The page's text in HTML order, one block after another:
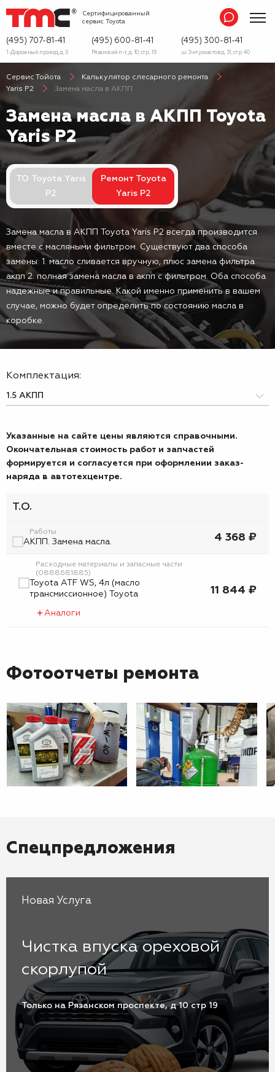
Сертифицированный
сервис Toyota
(495) 707-81-41
1-Дорожный проезд, д. 5
(495) 600-81-41
Рязанский п-т, д. 10, стр. 19
(495) 300-81-41
ш. Энтузиастов д. 31, стр. 40
Сервис Тойота
Калькулятор слесарного ремонта
Yaris P2
Замена масла в АКПП
Замена масла в АКПП Toyota
Yaris P2
ТО Toyota Yaris
P2
Ремонт Toyota
Yaris P2
Замена масла в АКПП Toyota Yaris P2 всегда производится
вместе с масляными фильтром. Существуют два способа
замены: 1. масло сливается вручную, плюс замена фильтра
акпп 2. полная замена масла в акпп с фильтром. Оба способа
надежные и правильные. Какой именно применить в вашем
случае, можно будет определить по состоянию масла в
коробке.
Комплектация:
Указанные на сайте цены являются справочными.
Окончательная стоимость работ и запчастей
формируется и согласуется при оформлении заказ-
наряда в автотехцентре.
Т.О.
Работы
АКПП. Замена масла. 4 368 ₽
Расходные материалы и запасные части
(0888681885)
Toyota ATF WS, 4л (масло
трансмиссионное) Toyota
Аналоги
11 844 ₽
Фотоотчеты ремонта
Спецпредложения
Новая Услуга
Чистка впуска ореховой
скорлупой
Только на Рязанском проспекте, д 10 стр 19